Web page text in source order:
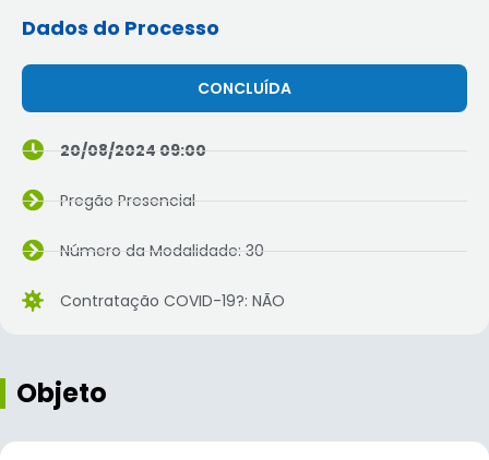
Dados do Processo
CONCLUÍDA
20/08/2024 09:00
Pregão Presencial
Número da Modalidade: 30
Contratação COVID-19?: NÃO
Objeto